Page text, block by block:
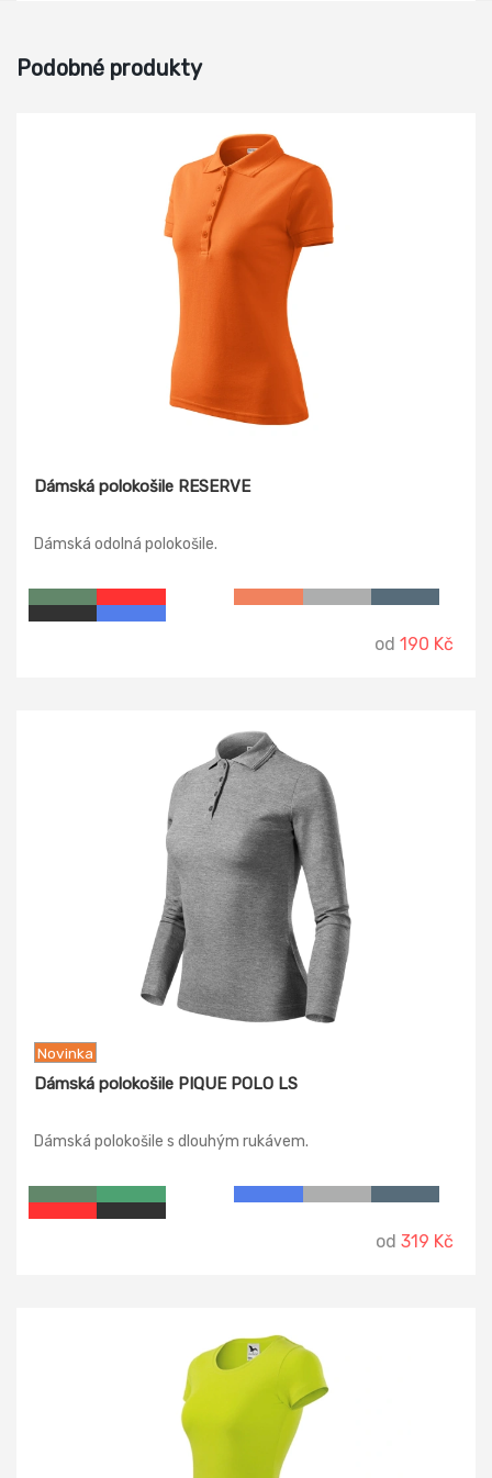
Podobné produkty
Dámská polokošile RESERVE
Dámská odolná polokošile.
od 190 Kč
Novinka
Dámská polokošile PIQUE POLO LS
Dámská polokošile s dlouhým rukávem.
od 319 Kč